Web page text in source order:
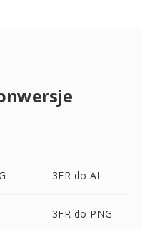
3FR do AI
3FR do PNG